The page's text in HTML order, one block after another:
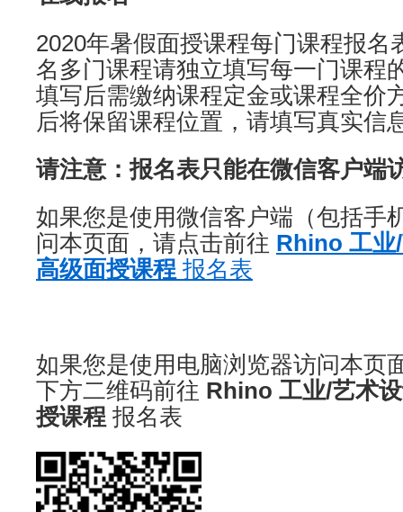
2020年暑假面授课程每门课程报名
名多门课程请独立填写每一门课程
填写后需缴纳课程定金或课程全价
后将保留课程位置，请填写真实信
请注意：报名表只能在微信客户端
如果您是使用微信客户端（包括手
问本页面，请点击前往 Rhino 工业
高级面授课程 报名表
如果您是使用电脑浏览器访问本页
下方二维码前往 Rhino 工业/艺术
授课程 报名表